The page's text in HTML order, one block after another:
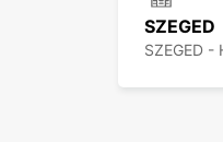
SZEGED
SZEGED -